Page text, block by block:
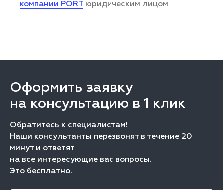
компании PORT юридическим лицом
Оформить заявку
на консультацию в 1 клик
Обратитесь к специалистам!
Наши консультанты перезвонят в течение 20
минут и ответят
на все интересующие вас вопросы.
Это бесплатно.